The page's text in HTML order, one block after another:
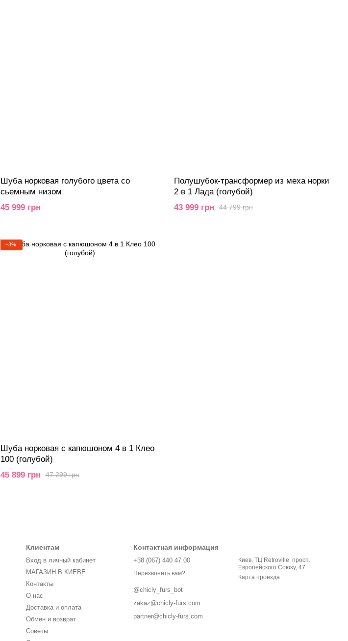
Шуба норковая голубого цвета со
сьемным низом
45 999 грн
Полушубок-трансформер из меха норки
2 в 1 Лада (голубой)
44 799 грн
43 999 грн
−3%
Шуба норковая с капюшоном 4 в 1 Клео
100 (голубой)
47 299 грн
45 899 грн
Клиентам
Вход в личный кабинет
МАГАЗИН В КИЕВЕ
Контакты
О нас
Доставка и оплата
Обмен и возврат
Советы
Контактная информация
+38 (067) 440 47 00
Перезвонить вам?
@chicly_furs_bot
zakaz@chicly-furs.com
partner@chicly-furs.com
Киев, ТЦ Retroville, просп.
Европейского Союзу, 47
Карта проезда